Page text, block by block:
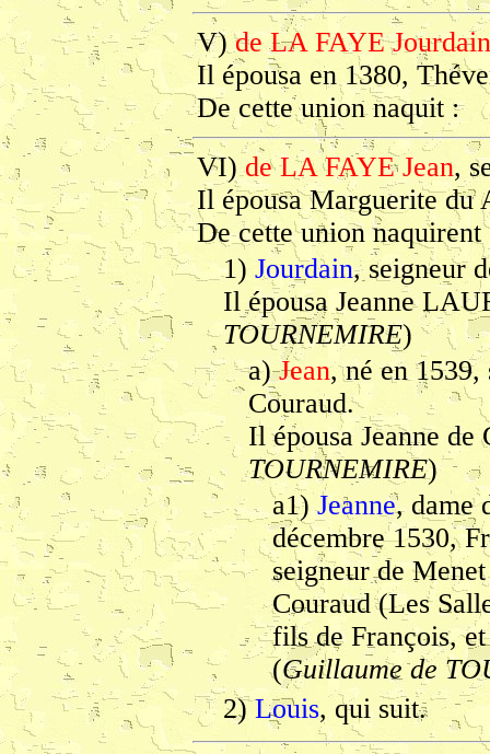
V)de LA FAYE Jourdain
Il épousa en 1380,
De cette union naquit :
VI)de LA FAYE Jean,
Il épousa Marguerite du
De cette union naquirent
1) Jourdain, seigneur
Il épousa Jeanne
TOURNEMIRE)
a)Jean, né en 1539,
Couraud.
Il épousa Jeanne
TOURNEMIRE)
a1)Jeanne, dame
décembre 1530,
seigneur de
Couraud (Les
fils de François,
(Guillaume de
2)Louis, qui suit.